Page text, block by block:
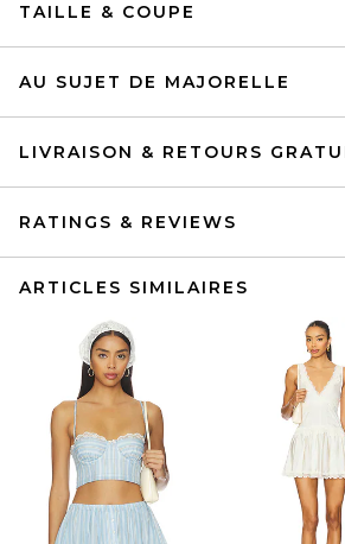
TAILLE & COUPE
AU SUJET DE MAJORELLE
LIVRAISON & RETOURS
RATINGS & REVIEWS
ARTICLES SIMILAIRES